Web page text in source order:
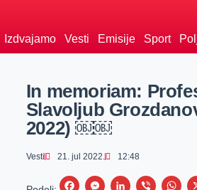
Izdvajamo Vesti Emisije Sport
In memoriam:
Slavoljub
2022) ￼￼
Vesti 21. jul 2022. 12:48
F
M
L
V
W